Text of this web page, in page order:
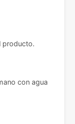
producto.
con agua